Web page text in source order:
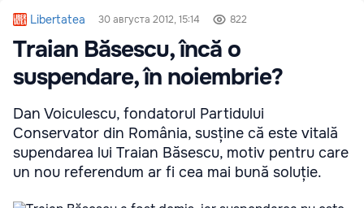
Libertatea 30 августа 2012, 15:14 822
Traian Băsescu, încă o
suspendare, în noiembrie?
Dan Voiculescu, fondatorul Partidului
Conservator din România, susține că este vitală
supendarea lui Traian Băsescu, motiv pentru care
un nou referendum ar fi cea mai bună soluție.